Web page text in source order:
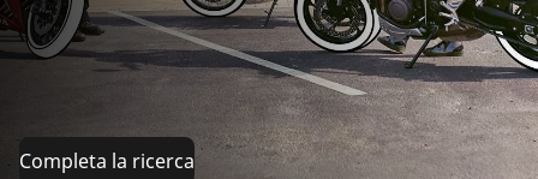
Completa la ricerca